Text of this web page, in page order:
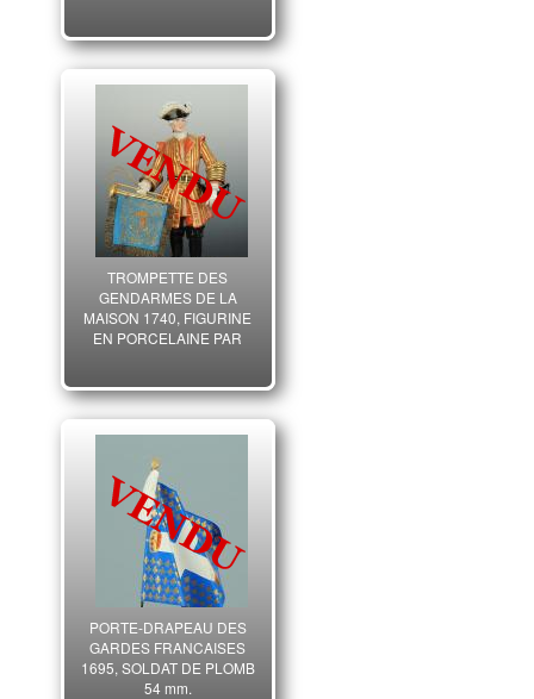
TROMPETTE DES
GENDARMES DE LA
MAISON 1740, FIGURINE
EN PORCELAINE PAR
PORTE-DRAPEAU DES
GARDES FRANCAISES
1695, SOLDAT DE PLOMB
54 mm.